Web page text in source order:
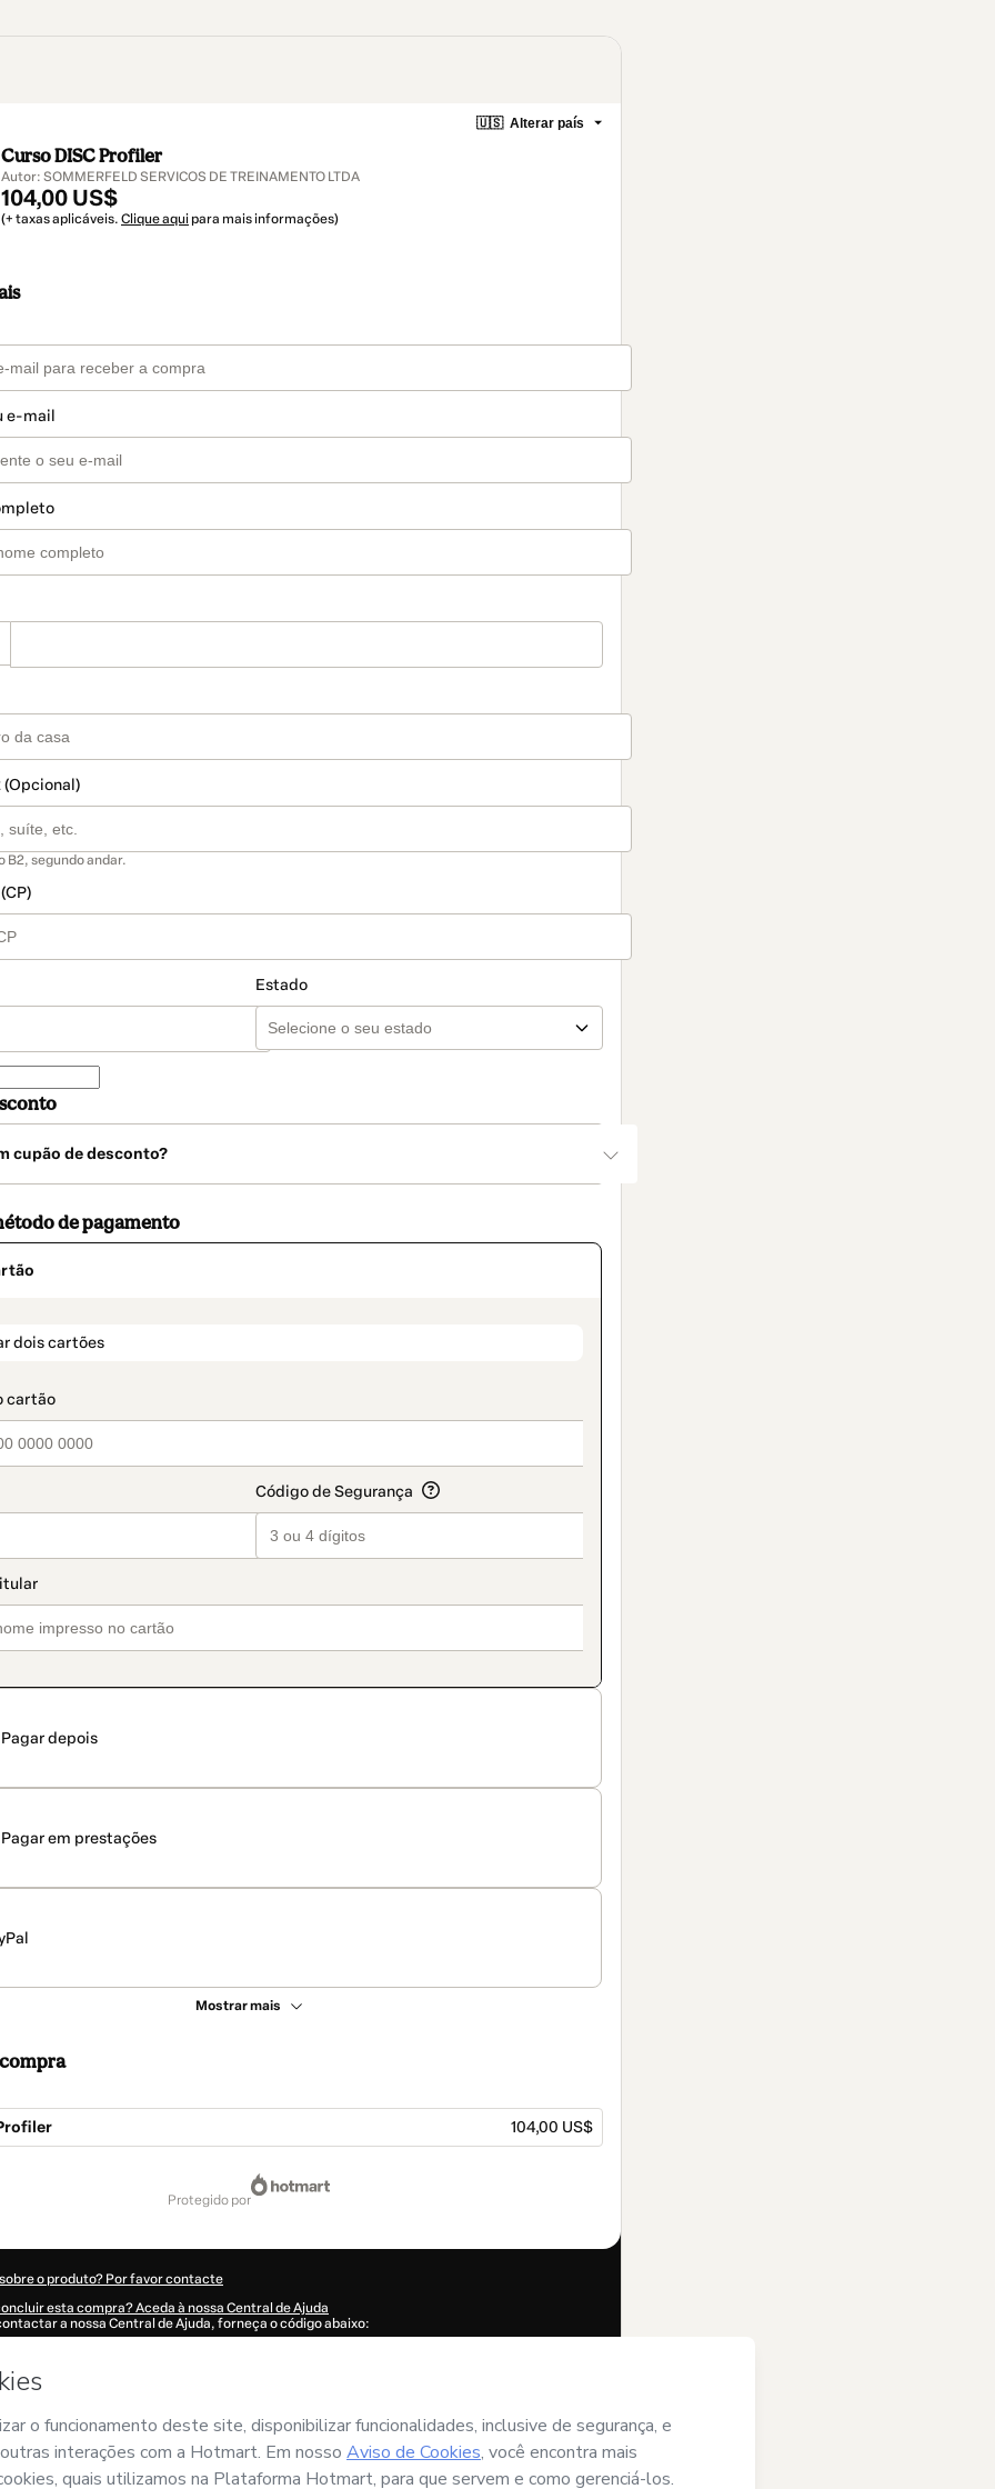
🇺🇸 Alterar país
Curso DISC Profiler
Autor: SOMMERFELD SERVICOS DE TREINAMENTO LTDA
104,00 US$
(+ taxas aplicáveis. Clique aqui para mais informações)
e-mail
(Opcional)
B2, segundo andar.
Estado
cupão de desconto?
de pagamento
dois cartões
Pagar depois
Pagar em prestações
Mostrar mais
104,00 US$
protegido por
o produto? Por favor contacte
esta compra? Aceda à nossa Central de Ajuda
a nossa Central de Ajuda, forneça o código abaixo:
foi preenchida automaticamente?
SERVICOS DE TREINAMENTO LTDA e não tem qualquer responsabilidade pelo conteúdo
restantes
e (iii) que sou maior de idade ou autorizado e acompanhado por um responsável legal.